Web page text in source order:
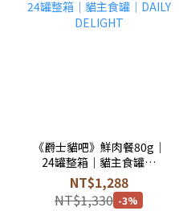
《爵士貓吧》鮮肉餐80g｜
24罐整箱｜貓主食罐｜
DAILY DELIGHT
NT$1,288
NT$1,330 -3%